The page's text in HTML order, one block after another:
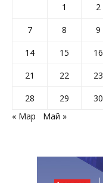
1 2
7
8 9
14
15 16
21
22 23
28
29
30
« Мар
Май »